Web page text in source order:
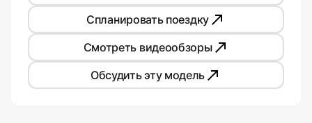
Спланировать поездку
Смотреть видеообзоры
Обсудить эту модель